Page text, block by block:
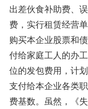
出差伙食补助费、
费，实行租赁经营
购买本企业股票和
付给家庭工人的办
位的发包费用，计
支付给本企业各类
费基数。虽然，《